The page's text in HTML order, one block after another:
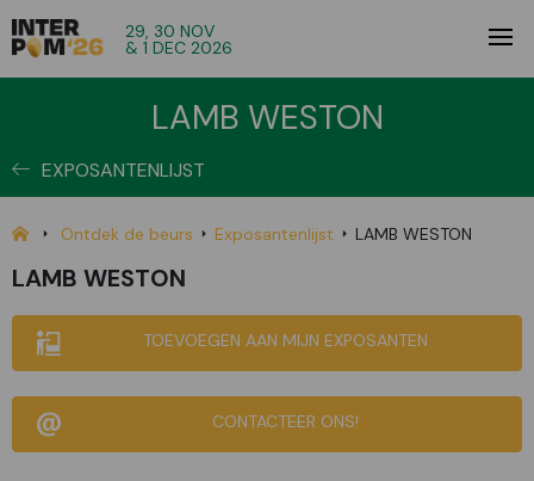
29, 30 NOV
& 1 DEC 2026
LAMB WESTON
EXPOSANTENLIJST
Ontdek de beurs Exposantenlijst LAMB WESTON
LAMB WESTON
TOEVOEGEN AAN MIJN EXPOSANTEN
CONTACTEER ONS!